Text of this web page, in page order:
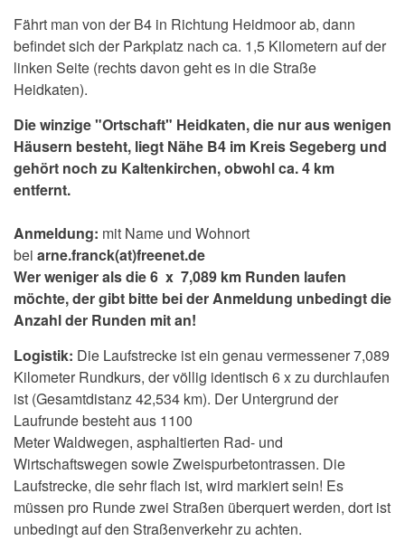
Fährt man von der B4 in Richtung Heidmoor ab, dann
befindet sich der Parkplatz nach ca. 1,5 Kilometern auf der
linken Seite (rechts davon geht es in die Straße
Heidkaten).
Die winzige "Ortschaft" Heidkaten, die nur aus wenigen
Häusern besteht, liegt Nähe B4 im Kreis Segeberg und
gehört noch zu Kaltenkirchen, obwohl ca. 4 km
entfernt.
Anmeldung: mit Name und Wohnort
bei arne.franck(at)freenet.de
Wer weniger als die 6 x 7,089 km Runden laufen
möchte, der gibt bitte bei der Anmeldung unbedingt die
Anzahl der Runden mit an!
Logistik: Die Laufstrecke ist ein genau vermessener 7,089
Kilometer Rundkurs, der völlig identisch 6 x zu durchlaufen
ist (Gesamtdistanz 42,534 km). Der Untergrund der
Laufrunde besteht aus 1100
Meter Waldwegen, asphaltierten Rad- und
Wirtschaftswegen sowie Zweispurbetontrassen. Die
Laufstrecke, die sehr flach ist, wird markiert sein! Es
müssen pro Runde zwei Straßen überquert werden, dort ist
unbedingt auf den Straßenverkehr zu achten.